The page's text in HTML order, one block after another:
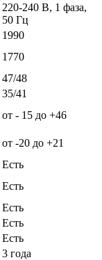
220-240 В, 1 фаза,
50 Гц
1990
1770
47/48
35/41
от - 15 до +46
от -20 до +21
Есть
Есть
Есть
Есть
Есть
3 года